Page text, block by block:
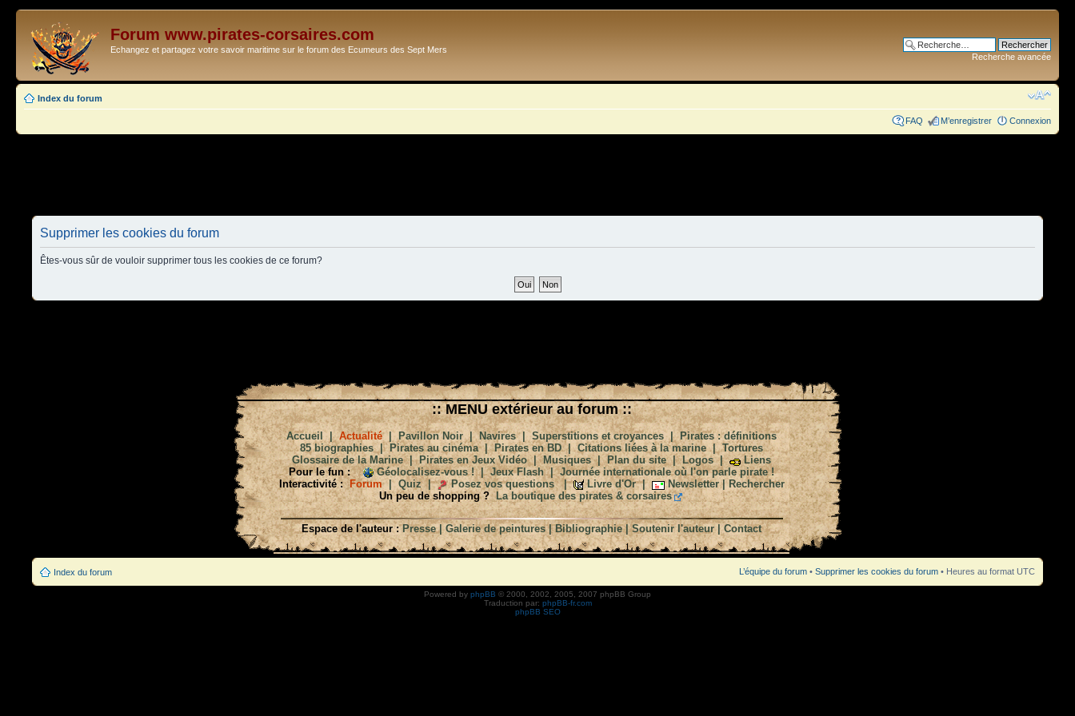
Forum www.pirates-corsaires.com
Echangez et partagez votre savoir maritime sur le forum des Ecumeurs des Sept Mers
Recherche avancée
Index du forum
FAQ M’enregistrer Connexion
Supprimer les cookies du forum
Êtes-vous sûr de vouloir supprimer tous les cookies de ce forum?
:: MENU extérieur au forum ::
Accueil |Actualité|Pavillon Noir|Navires|Superstitions et croyances|Pirates : définitions
85 biographies| Pirates au cinéma|Pirates en BD|Citations liées à la marine|Tortures
Glossaire de la Marine|Pirates en Jeux Vidéo|Musiques|Plan du site|Logos|
Liens
Pour le fun :
Géolocalisez-vous !|Jeux Flash|Journée internationale où l'on parle pirate !
Interactivité : Forum| Quiz| Posez vos questions| Livre d'Or| Newsletter| Rechercher
Un peu de shopping ?
La boutique des pirates & corsaires
Espace de l'auteur : Presse|Galerie de peintures|Bibliographie|Soutenir l'auteur|Contact
Index du forum L’équipe du forum • Supprimer les cookies du forum • Heures au format UTC
Powered by phpBB © 2000, 2002, 2005, 2007 phpBB Group
Traduction par: phpBB-fr.com
phpBB SEO